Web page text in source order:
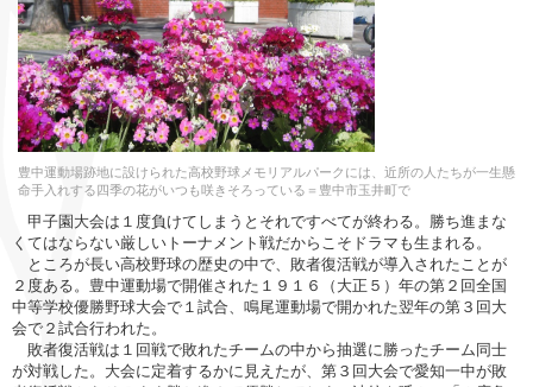
豊中運動場跡地に設けられた高校野球メモリアルパークには、近所の人たちが一生懸
命手入れする四季の花がいつも咲きそろっている＝豊中市玉井町で
甲子園大会は１度負けてしまうとそれですべてが終わる。勝ち進まな
くてはならない厳しいトーナメント戦だからこそドラマも生まれる。
ところが長い高校野球の歴史の中で、敗者復活戦が導入されたことが
２度ある。豊中運動場で開催された１９１６（大正５）年の第２回全国
中等学校優勝野球大会で１試合、鳴尾運動場で開かれた翌年の第３回大
会で２試合行われた。
敗者復活戦は１回戦で敗れたチームの中から抽選に勝ったチーム同士
が対戦した。大会に定着するかに見えたが、第３回大会で愛知一中が敗